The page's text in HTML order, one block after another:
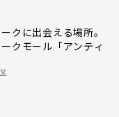
クに出会える場所。
クモール「アンティ